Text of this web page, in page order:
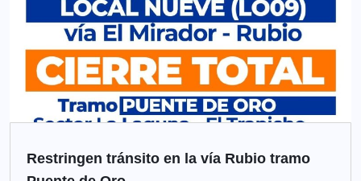
Restringen tránsito en la vía Rubio tramo